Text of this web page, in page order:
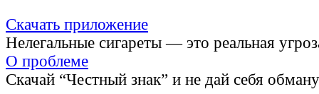
Скачать приложение
Нелегальные сигареты — это реальная
О проблеме
Скачай “Честный знак” и не дай себя